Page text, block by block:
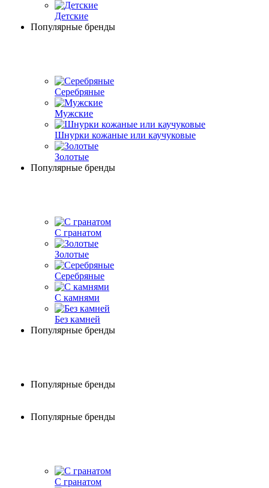
Детские
Популярные бренды
Серебряные
Мужские
Шнурки кожаные или каучуковые
Золотые
Популярные бренды
С гранатом
Золотые
Серебряные
С камнями
Без камней
Популярные бренды
Популярные бренды
Популярные бренды
С гранатом